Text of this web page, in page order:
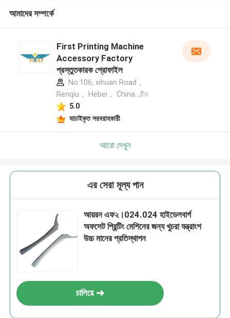
আমাদের সম্পর্কে
First Printing Machine
Accessory Factory
প্রস্তুতকারক প্রোফাইল
No.106, xihuan Road，
Renqiu， Hebei， China. ,চীন
5.0
যাচাইকৃত সরবরাহকারী
আরো দেখুন
এর সেরা মূল্য পান
আয়রন এফ২।024.024 হাইডেলবার্গ
অফসেট প্রিন্টিং মেশিনের জন্য খুচরা যন্ত্রাংশ
উচ্চ মানের প্রতিস্থাপন
চালিয়ে